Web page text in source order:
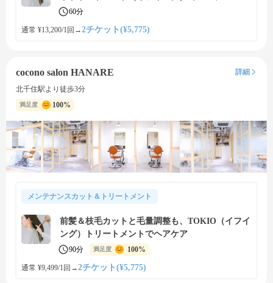
60分
通常 ¥13,200/1回 →2チケット(¥5,775)
cocono salon HANARE
詳細
北千住駅より徒歩3分
満足度 100%
メンテナンスカット＆トリートメント
前髪＆枝毛カットと毛量調整も、TOKIO（イフイ
ング）トリートメントでヘアケア
90分 満足度 100%
通常 ¥9,499/1回 →2チケット(¥5,775)